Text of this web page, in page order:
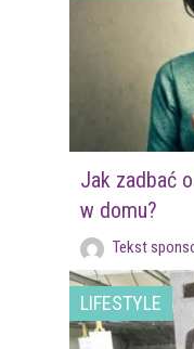
Jak zadbać
w domu?
Tekst
LIFESTYLE